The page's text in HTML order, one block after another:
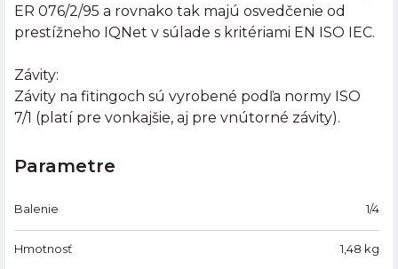
ER 076/2/95 a rovnako tak majú osvedčenie od
prestížneho IQNet v súlade s kritériami EN ISO IEC.
Závity:
Závity na fitingoch sú vyrobené podľa normy ISO
7/1 (platí pre vonkajšie, aj pre vnútorné závity).
Parametre
Balenie 1/4
Hmotnosť 1,48 kg